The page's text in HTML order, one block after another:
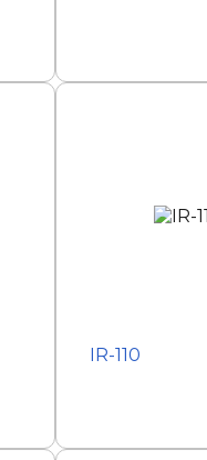
IR-110